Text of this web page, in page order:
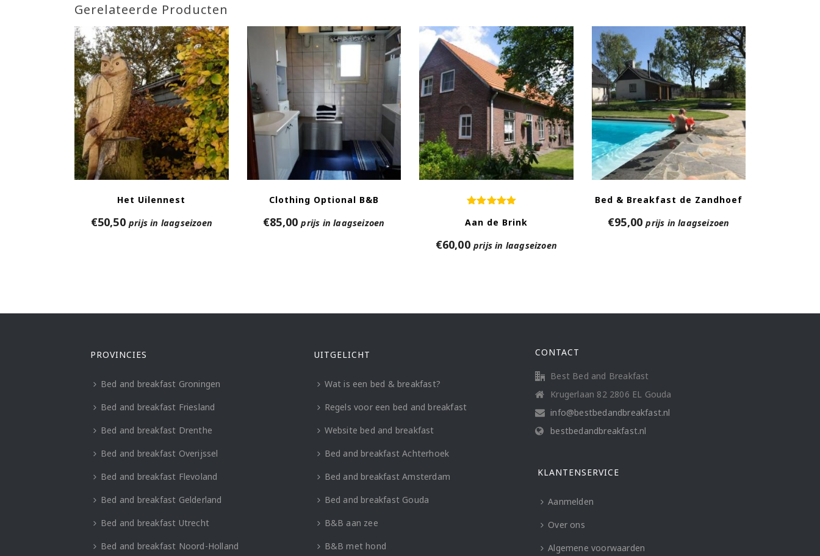
Gerelateerde Producten
Het Uilennest
€50,50 prijs in laagseizoen
Clothing Optional B&B
€85,00 prijs in laagseizoen Aan de Brink
€60,00 prijs in laagseizoen
Bed & Breakfast de Zandhoef
€95,00 prijs in laagseizoen
PROVINCIES
Bed and breakfast Groningen
Bed and breakfast Friesland
Bed and breakfast Drenthe
Bed and breakfast Overijssel
Bed and breakfast Flevoland
Bed and breakfast Gelderland
Bed and breakfast Utrecht
Bed and breakfast Noord-Holland
UITGELICHT
Wat is een bed & breakfast?
Regels voor een bed and breakfast
Website bed and breakfast
Bed and breakfast Achterhoek
Bed and breakfast Amsterdam
Bed and breakfast Gouda
B&B aan zee
B&B met hond
CONTACT
Best Bed and Breakfast
Krugerlaan 82 2806 EL Gouda
info@bestbedandbreakfast.nl
bestbedandbreakfast.nl
KLANTENSERVICE
Aanmelden
Over ons
Algemene voorwaarden